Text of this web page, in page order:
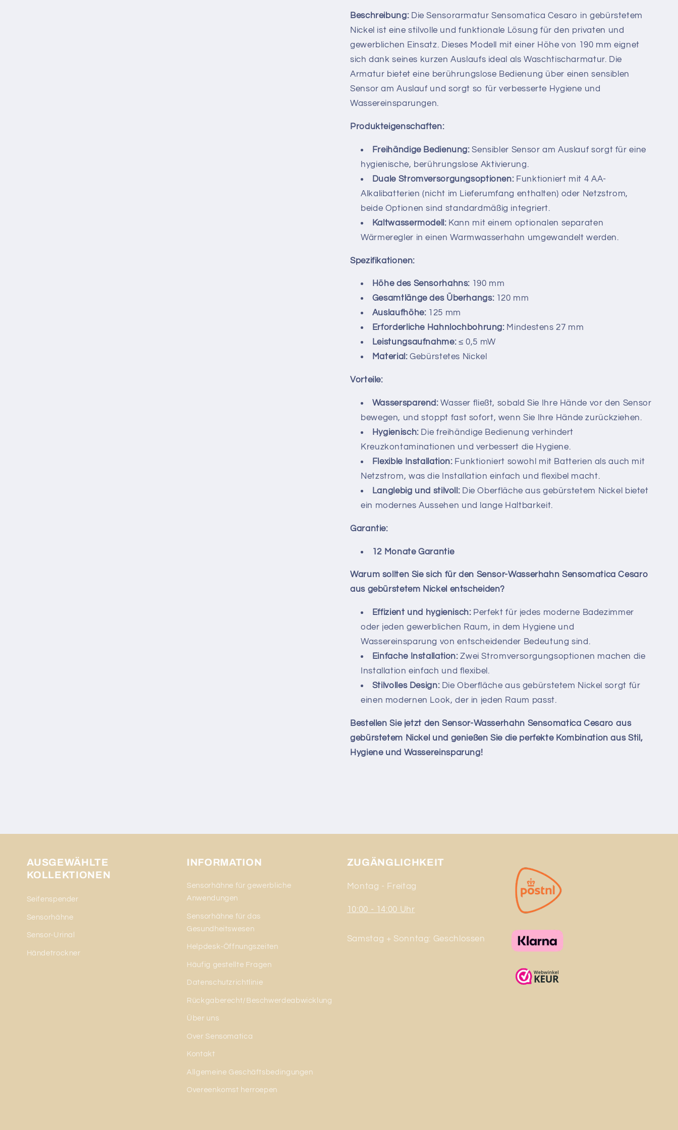
Beschreibung:Die Sensorarmatur Sensomatica Cesaro in gebürstetem
Nickel ist eine stilvolle und funktionale Lösung für den privaten und
gewerblichen Einsatz. Dieses Modell mit einer Höhe von 190 mm eignet
sich dank seines kurzen Auslaufs ideal als Waschtischarmatur. Die
Armatur bietet eine berührungslose Bedienung über einen sensiblen
Sensor am Auslauf und sorgt so für verbesserte Hygiene und
Wassereinsparungen.
Produkteigenschaften:
Freihändige Bedienung:Sensibler Sensor am Auslauf sorgt für eine
hygienische, berührungslose Aktivierung.
Duale Stromversorgungsoptionen:Funktioniert mit 4 AA-
Alkalibatterien (nicht im Lieferumfang enthalten) oder Netzstrom,
beide Optionen sind standardmäßig integriert.
Kaltwassermodell:Kann mit einem optionalen separaten
Wärmeregler in einen Warmwasserhahn umgewandelt werden.
Spezifikationen:
Höhe des Sensorhahns: 190 mm
Gesamtlänge des Überhangs:120 mm
Auslaufhöhe:125 mm
Erforderliche Hahnlochbohrung:Mindestens 27 mm
Leistungsaufnahme:≤ 0,5 mW
Material:Gebürstetes Nickel
Vorteile:
Wassersparend:Wasser fließt, sobald Sie Ihre Hände vor den Sensor
bewegen, und stoppt fast sofort, wenn Sie Ihre Hände zurückziehen.
Hygienisch:Die freihändige Bedienung verhindert
Kreuzkontaminationen und verbessert die Hygiene.
Flexible Installation:Funktioniert sowohl mit Batterien als auch mit
Netzstrom, was die Installation einfach und flexibel macht.
Langlebig und stilvoll:Die Oberfläche aus gebürstetem Nickel bietet
ein modernes Aussehen und lange Haltbarkeit.
Garantie:
12 Monate Garantie
Warum sollten Sie sich für den Sensor-Wasserhahn Sensomatica Cesaro
aus gebürstetem Nickel entscheiden?
Effizient und hygienisch:Perfekt für jedes moderne Badezimmer
oder jeden gewerblichen Raum, in dem Hygiene und
Wassereinsparung von entscheidender Bedeutung sind.
Einfache Installation:Zwei Stromversorgungsoptionen machen die
Installation einfach und flexibel.
Stilvolles Design:Die Oberfläche aus gebürstetem Nickel sorgt für
einen modernen Look, der in jeden Raum passt.
Bestellen Sie jetzt den Sensor-Wasserhahn Sensomatica Cesaro aus
gebürstetem Nickel und genießen Sie die perfekte Kombination aus Stil,
Hygiene und Wassereinsparung!
AUSGEWÄHLTE
KOLLEKTIONEN
Seifenspender
Sensorhähne
Sensor-Urinal
Händetrockner
INFORMATION
Sensorhähne für gewerbliche
Anwendungen
Sensorhähne für das
Gesundheitswesen
Helpdesk-Öffnungszeiten
Häufig gestellte Fragen
Datenschutzrichtlinie
Rückgaberecht/Beschwerdeabwicklung
Über uns
Over Sensomatica
Kontakt
Allgemeine Geschäftsbedingungen
Overeenkomst herroepen
ZUGÄNGLICHKEIT
Montag - Freitag
10:00 - 14:00 Uhr
Samstag + Sonntag: Geschlossen